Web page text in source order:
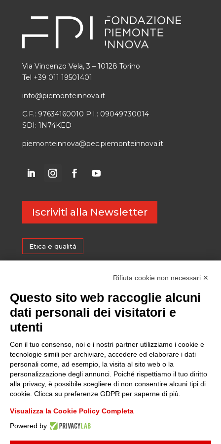
Via Vincenzo Vela, 3 – 10128 Torino
Tel +39 011 19501401
info@piemonteinnova.it
C.F.: 97634160010 P.I.: 09049730014
SDI: 1N74KED
piemonteinnova@pec.piemonteinnova.it
Iscriviti alla Newsletter
Etica e qualità
Sostenibilità
Media
Whistleblowing
Rifiuta cookie non necessari ✕
Questo sito web raccoglie alcuni
dati personali dei visitatori e
utenti
Con il tuo consenso, noi e i nostri partner utilizziamo i cookie e
tecnologie simili per archiviare, accedere ed elaborare i dati
personali come, ad esempio, la visita al sito web o la
personalizzazione degli annunci. Poiché rispettiamo il tuo diritto
alla privacy, è possibile scegliere di non consentire alcuni tipi di
cookie. Clicca su preferenze GDPR per saperne di più.
Visualizza la Cookie Policy Completa
Powered by